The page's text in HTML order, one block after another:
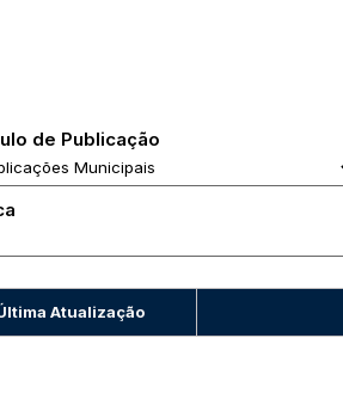
de Publicação
Atualização